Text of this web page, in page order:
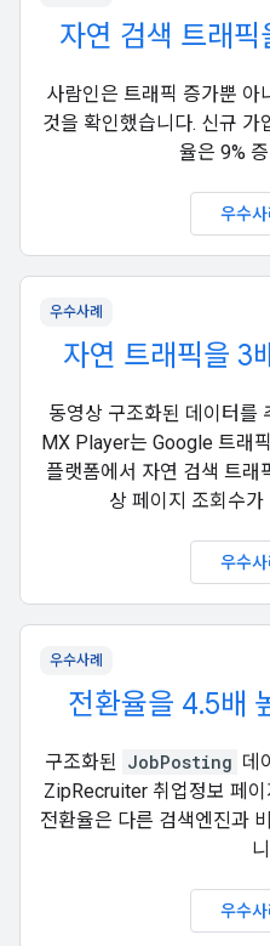
자연 검색 트래
사람인은 트래픽 증가뿐 아
것을 확인했습니다. 신규 가
율은 9%
우수사
우수사례
자연 트래픽을 3
동영상 구조화된 데이터를
MX Player는 Google 트래
플랫폼에서 자연 검색 트래
상 페이지 조회수
우수사
우수사례
전환율을 4.5배
구조화된 JobPosting 데
ZipRecruiter 취업정보 페
전환율은 다른 검색엔진과
우수사